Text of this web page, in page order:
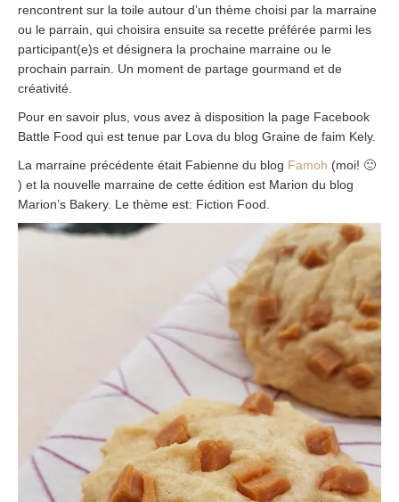
rencontrent sur la toile autour d’un thème choisi par la marraine
ou le parrain, qui choisira ensuite sa recette préférée parmi les
participant(e)s et désignera la prochaine marraine ou le
prochain parrain. Un moment de partage gourmand et de
créativité.
Pour en savoir plus, vous avez à disposition la page Facebook
Battle Food qui est tenue par Lova du blog Graine de faim Kely.
La marraine précédente était Fabienne du blog Famoh (moi! 🙂
) et la nouvelle marraine de cette édition est Marion du blog
Marion’s Bakery. Le thème est: Fiction Food.